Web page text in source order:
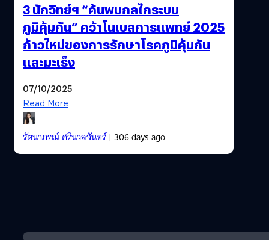
3 นักวิทย์ฯ “ค้นพบกลไกระบบ
ภูมิคุ้มกัน” คว้าโนเบลการแพทย์ 2025
ก้าวใหม่ของการรักษาโรคภูมิคุ้มกัน
และมะเร็ง
07/10/2025
Read More
รัตนาภรณ์ ศรีนวลจันทร์| 306 days ago